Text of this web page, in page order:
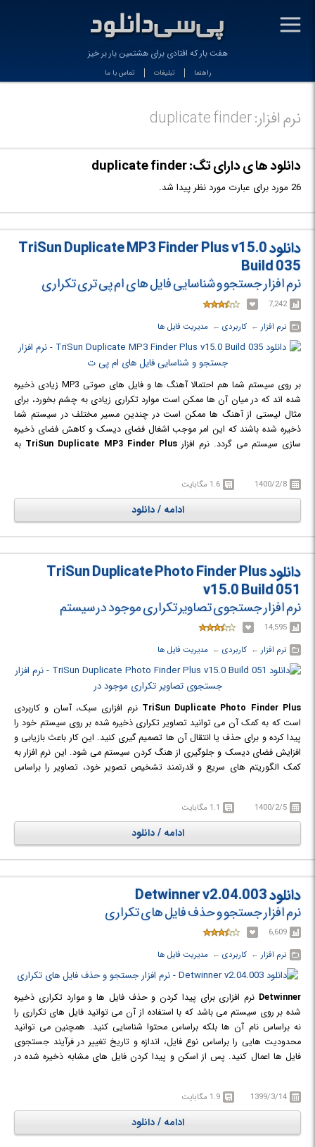
-
هفت بار كه افتادی برای هشتمین بار بر خیز
راهنما تبلیغات تماس با ما
نرم افزار: duplicate finder
دانلود ها ی دارای تگ: duplicate finder
26 مورد برای عبارت مورد نظر پیدا شد.
دانلود TriSun Duplicate MP3 Finder Plus v15.0
Build 035
نرم افزار جستجو و شناسایی فایل های ام پی تری تکراری
7,242
نرم افزار ← ‏ کاربردی ← ‏ مدیریت فایل ها
بر روی سیستم شما هم احتمالا آهنگ ها و فایل های صوتی MP3 زیادی ذخیره
شده اند که در میان آن ها ممکن است موارد تکراری زیادی به چشم بخورد، برای
مثال لیستی از آهنگ ها ممکن است در چندین مسیر مختلف در سیستم شما
ذخیره شده باشند که این امر موجب اشغال فضای دیسک و کاهش فضای ذخیره
سازی سیستم می گردد. نرم افزارTriSun Duplicate MP3 Finder Plus به
شناسایی موارد تکراری از میان فایل های ذخیره شده بر روی درایو های مختلف،
پوشه ها، زیر پوشه ها و حتی فایل های هیدن است. Duplicate MP3 Finder
Plus با بهره گیری از الگوریتم های قدرتمند، فایل های صوتی تکراری را براساس
محتوای آن ها بررسی و شناسایی می کند، بدون اینکه به نام، تاریخ ویرایش یا
خود را مشخص کرده و بر روی دکمه Find now کلیک کنید تا نرم افزار شروع به
جستجو کرده و فهرستی از موارد تکراری را به سرعت پیدا کرده و در قالب گروه
های مجزا و با رنگ های مختلف نمایش دهد. تا خودتان بتوانید راجب حذف،
ذخیره یا ... آن ها تصمیم گیری کنید.
1400/2/8 1.6 مگابایت
ادامه / دانلود
دانلود TriSun Duplicate Photo Finder Plus
v15.0 Build 051
نرم افزار جستجوی تصاویر تکراری موجود در سیستم
14,595
نرم افزار ← ‏ کاربردی ← ‏ مدیریت فایل ها
TriSun Duplicate Photo Finder Plus نرم افزاری سبک، آسان و کاربردی
است که به کمک آن می توانید تصاویر تکراری ذخیره شده بر روی سیستم خود را
پیدا کرده و برای حذف یا انتقال آن ها تصمیم گیری کنید. این کار باعث بازیابی و
افزایش فضای دیسک و جلوگیری از هنگ کردن سیستم می شود. این نرم افزار به
کمک الگوریتم های سریع و قدرتمند تشخیص تصویر خود، تصاویر را براساس
اتمام عملیات جستجو، فورا لیستی از تصاویر تکراری را خواهید دید. Duplicate
Photo Finder Plus با قابلیت انتخاب هوشمندانه خود تصاویری را که نمی
خواهید به صورت خودکار انتخاب کرده و آن ها را براساس کاهش حجم مرتب می
مشخص کرده و به شما اجازه می دهد تا به راحتی در مورد ذخیره، بارگذاری، حذف،
انتقال به سطل زباله، باز کردن عکس، باز کردن مکان فایل تصویری، نمایش
جزئیات و ... تصاویر خود تصمیم گیری کنید.
1400/2/5 1.1 مگابایت
ادامه / دانلود
دانلود Detwinner v2.04.003
نرم افزار جستجو و حذف فایل های تکراری
6,609
نرم افزار ← ‏ کاربردی ← ‏ مدیریت فایل ها
Detwinner نرم افزاری برای پیدا کردن و حذف فایل ها و موارد تکراری ذخیره
شده بر روی سیستم می باشد که با استفاده از آن می توانید فایل های تکراری را
نه براساس نام آن ها بلکه براساس محتوا شناسایی کنید. همچنین می توانید
محدودیت هایی را براساس نوع فایل، اندازه و تاریخ تغییر در فرآیند جستجوی
فایل ها اعمال کنید. پس از اسکن و پیدا کردن فایل های مشابه ذخیره شده در
خودتان تک تک و به صورت دستی حذف کنید. همچنین می توانید تعیین کنید
که فایل ها به طور کامل حذف شوند یا به سطل زباله منتقل شوند و یا به یک
پوشه بکاپ انتقال داده شوند. با حذف موارد تکراری ذخیره شده در پوشه های
1399/3/14 1.9 مگابایت
ادامه / دانلود